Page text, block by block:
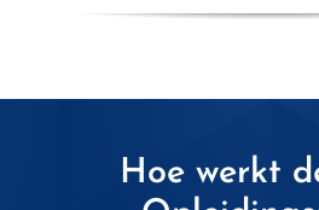
Hoe werkt